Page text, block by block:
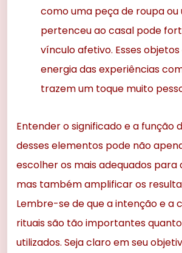
como uma peça de roupa ou
pertenceu ao casal pode
vínculo afetivo. Esses
energia das experiências
trazem um toque muito
Entender o significado e a função
desses elementos pode não
escolher os mais adequados para
mas também amplificar os
Lembre-se de que a intenção e a
rituais são tão importantes
utilizados. Seja claro em seu